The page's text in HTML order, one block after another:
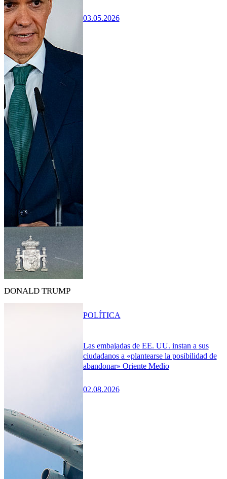
03.05.2026
DONALD TRUMP
Las embajadas de EE. UU. instan a sus
ciudadanos a «plantearse la posibilidad de
abandonar» Oriente Medio
02.08.2026
POLÍTICA